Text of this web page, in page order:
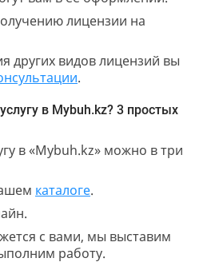
лицензии на
других видов лицензий вы
.
в Mybuh.kz? 3 простых
в «Mybuh.kz» можно в три
каталоге.
с вами, мы выставим
работу.